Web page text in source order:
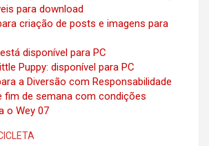
para download
criação de posts e imagens para
disponível para PC
Puppy: disponível para PC
a Diversão com Responsabilidade
fim de semana com condições
o Wey 07